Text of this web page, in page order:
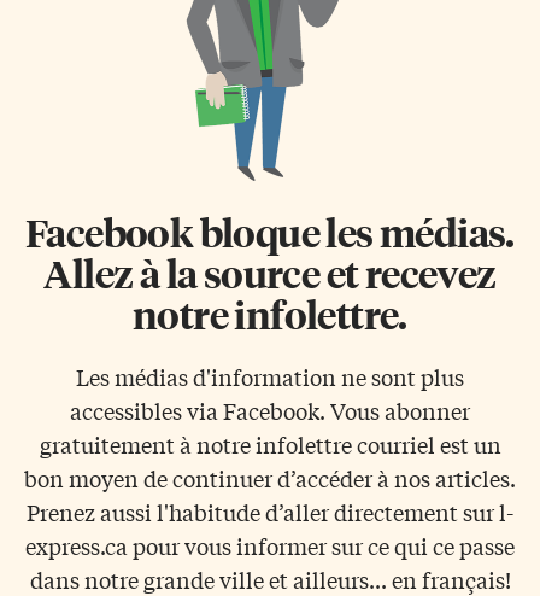
Facebook bloque les médias.
Allez à la source et recevez
notre infolettre.
Les médias d'information ne sont plus
accessibles via Facebook. Vous abonner
gratuitement à notre infolettre courriel est un
bon moyen de continuer d’accéder à nos articles.
Prenez aussi l'habitude d’aller directement sur l-
express.ca pour vous informer sur ce qui ce passe
dans notre grande ville et ailleurs... en français!